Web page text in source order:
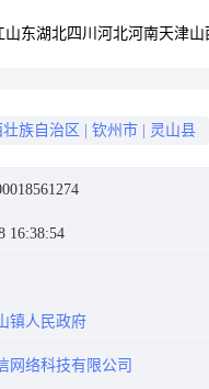
山东湖北四川 河北河南天津山
壮族自治区 钦州市 灵山县
16:38:54
镇人民政府
网络科技有限公司